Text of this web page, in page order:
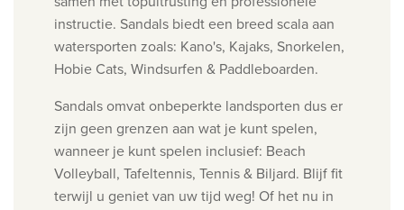
instructie. Sandals biedt een breed scala aan
watersporten zoals: Kano's, Kajaks, Snorkelen,
Hobie Cats, Windsurfen & Paddleboarden.
Sandals omvat onbeperkte landsporten dus er
zijn geen grenzen aan wat je kunt spelen,
wanneer je kunt spelen inclusief: Beach
Volleyball, Tafeltennis, Tennis & Biljard. Blijf fit
terwijl u geniet van uw tijd weg! Of het nu in